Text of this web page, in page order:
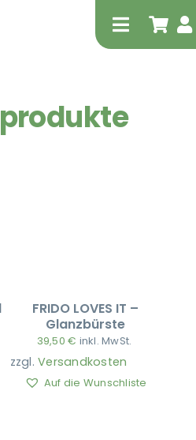
Toggle
FRIDO LOVES IT –
Glanzbürste
39,50€ inkl. MwSt.
zzgl.Versandkosten
Auf die Wunschliste